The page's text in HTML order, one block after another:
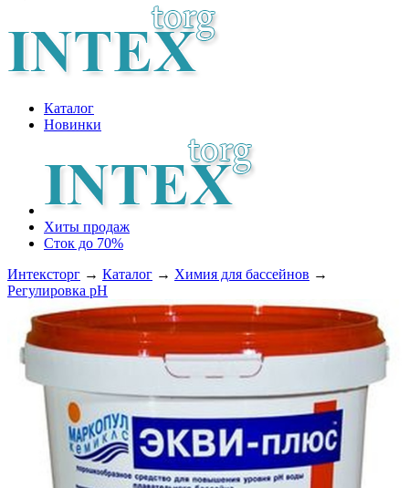
Каталог
Новинки
Хиты продаж
Сток до 70%
Интексторг → Каталог → Химия для бассейнов →
Регулировка рН